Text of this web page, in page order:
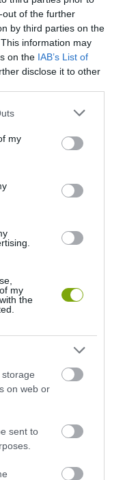
of the further
by third parties on the
information may
on the IAB’s List of
disclose it to other
one or more Google
You may click to
third-party tags to
in below Google
my
my
the
on web or
sent to
ETETÉS: IZGALMAS
JÚNIUS 1-ÉN!
NEM CSAK
HALAKBÓL ÁLL: MOST
MUTATTA MEG